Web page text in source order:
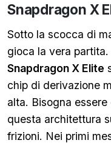
Snapdragon X
Sotto la scocca di
gioca la vera
Snapdragon X Elite
chip di derivazione
alta. Bisogna
questa architettura
frizioni. Nei primi